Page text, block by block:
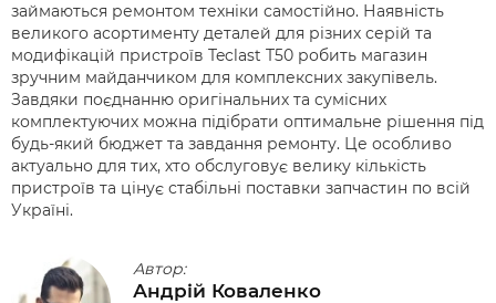
займаються ремонтом техніки самостійно. Наявність
великого асортименту деталей для різних серій та
модифікацій пристроїв Teclast T50 робить магазин
зручним майданчиком для комплексних закупівель.
Завдяки поєднанню оригінальних та сумісних
комплектуючих можна підібрати оптимальне рішення під
будь-який бюджет та завдання ремонту. Це особливо
актуально для тих, хто обслуговує велику кількість
пристроїв та цінує стабільні поставки запчастин по всій
Україні.
Автор:
Андрій Коваленко